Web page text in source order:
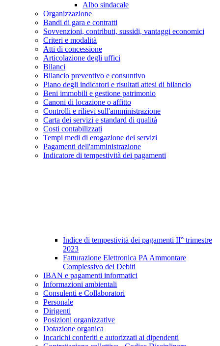
Albo sindacale
Organizzazione
Bandi di gara e contratti
Sovvenzioni, contributi, sussidi, vantaggi economici
Criteri e modalità
Atti di concessione
Articolazione degli uffici
Bilanci
Bilancio preventivo e consuntivo
Piano degli indicatori e risultati attesi di bilancio
Beni immobili e gestione patrimonio
Canoni di locazione o affitto
Controlli e rilievi sull'amministrazione
Carta dei servizi e standard di qualità
Costi contabilizzati
Tempi medi di erogazione dei servizi
Pagamenti dell'amministrazione
Indicatore di tempestività dei pagamenti
Indice di tempestività dei pagamenti II° trimestre
2023
Fatturazione Elettronica PA Ammontare
Complessivo dei Debiti
IBAN e pagamenti informatici
Informazioni ambientali
Consulenti e Collaboratori
Personale
Dirigenti
Posizioni organizzative
Dotazione organica
Incarichi conferiti e autorizzati ai dipendenti